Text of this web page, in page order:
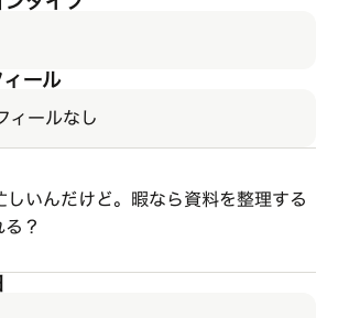
ール
ィールなし
しいんだけど。暇なら資料を整理する
？